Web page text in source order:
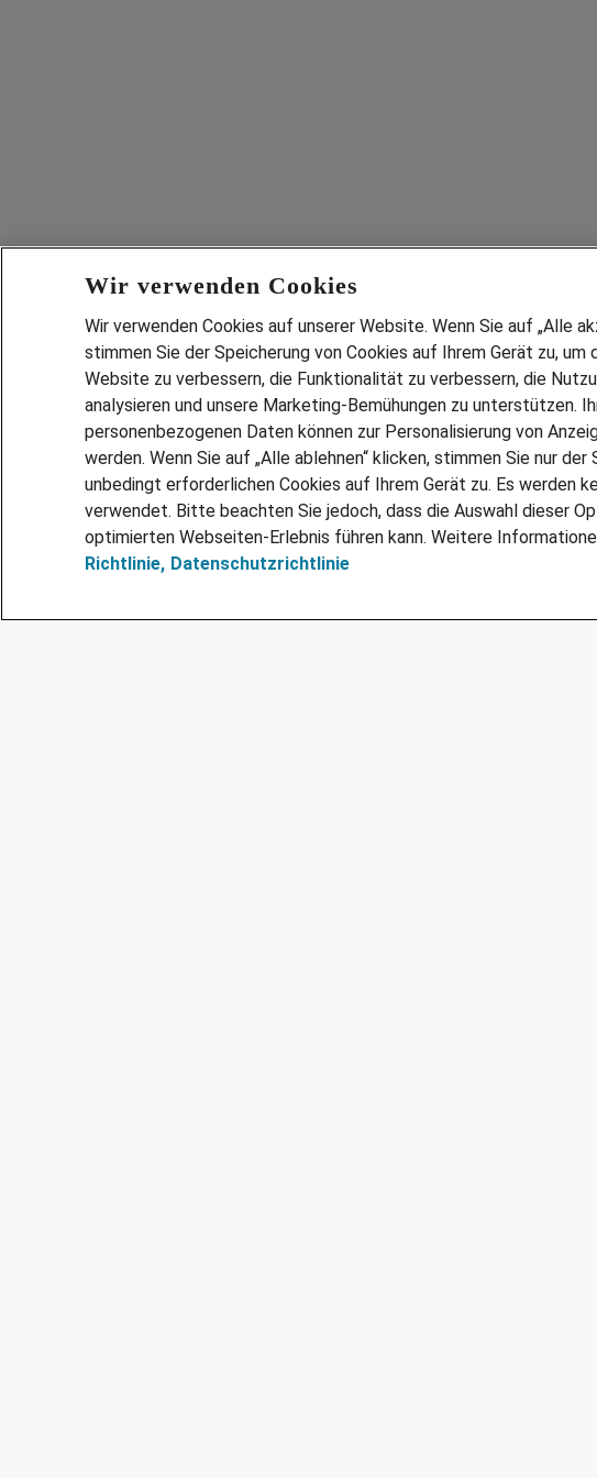
Wir verwenden Cookies
Wir verwenden Cookies auf unserer Website. Wenn Sie auf „Alle
stimmen Sie der Speicherung von Cookies auf Ihrem Gerät zu, um
Website zu verbessern, die Funktionalität zu verbessern, die
analysieren und unsere Marketing-Bemühungen zu unterstützen.
personenbezogenen Daten können zur Personalisierung von
werden. Wenn Sie auf „Alle ablehnen“ klicken, stimmen Sie nur der
unbedingt erforderlichen Cookies auf Ihrem Gerät zu. Es werden
verwendet. Bitte beachten Sie jedoch, dass die Auswahl dieser
optimierten Webseiten-Erlebnis führen kann. Weitere
Richtlinie, Datenschutzrichtlinie